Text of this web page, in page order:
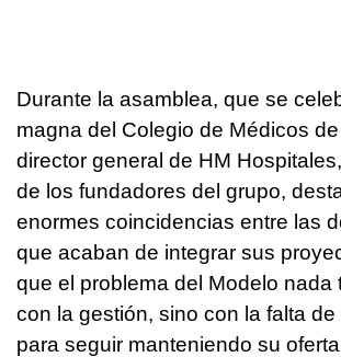
Durante la asamblea, que se
magna del Colegio de Médicos
director general de HM
de los fundadores del grupo,
enormes coincidencias entre las
que acaban de integrar sus
que el problema del Modelo nada
con la gestión, sino con la falta
para seguir manteniendo su